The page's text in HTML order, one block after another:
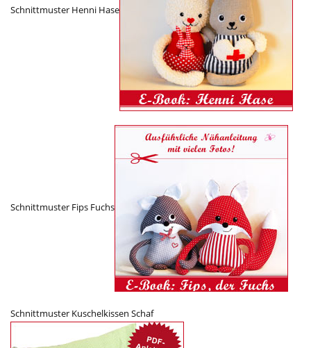
Schnittmuster Henni Hase
Schnittmuster Fips Fuchs
Schnittmuster Kuschelkissen Schaf